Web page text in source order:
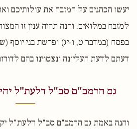
יעשו הכהנים על המזבח את עולותיכם
למזבח במלואים. והנה תהיה ענין זו
בפסח (במדבר ט, ו-יג) ופרשת בני יוסף
דעתם לדעת העליונה ונצטוינו בהם
גם הרמב"ם סב"ל דלעת"ל יהי'
והנה באמת גם הרמב"ם סב"ל דלעת"ל